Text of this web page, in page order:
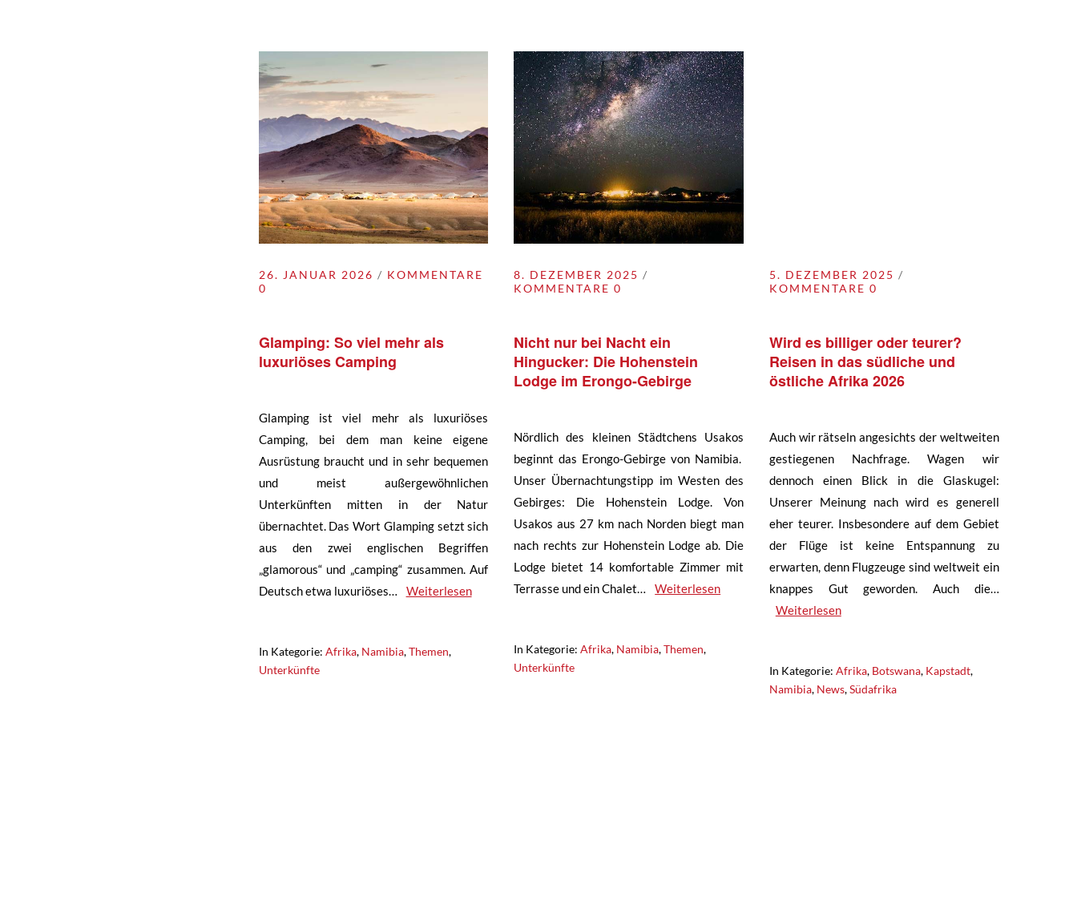
26. JANUAR 2026
KOMMENTARE
0
Glamping: So viel mehr als
luxuriöses Camping
Glamping ist viel mehr als luxuriöses
Camping, bei dem man keine eigene
Ausrüstung braucht und in sehr bequemen
und meist außergewöhnlichen
Unterkünften mitten in der Natur
übernachtet. Das Wort Glamping setzt sich
aus den zwei englischen Begriffen
„glamorous“ und „camping“ zusammen. Auf
Deutsch etwa luxuriöses…
Weiterlesen
In Kategorie: Afrika, Namibia,Themen,
Unterkünfte
8. DEZEMBER 2025
KOMMENTARE 0
Nicht nur bei Nacht ein
Hingucker: Die Hohenstein
Lodge im Erongo-Gebirge
Nördlich des kleinen Städtchens Usakos
beginnt das Erongo-Gebirge von Namibia.
Unser Übernachtungstipp im Westen des
Gebirges: Die Hohenstein Lodge. Von
Usakos aus 27 km nach Norden biegt man
nach rechts zur Hohenstein Lodge ab. Die
Lodge bietet 14 komfortable Zimmer mit
Terrasse und ein Chalet…
Weiterlesen
In Kategorie:Afrika, Namibia,Themen,
Unterkünfte
5. DEZEMBER 2025
KOMMENTARE 0
Wird es billiger oder teurer?
Reisen in das südliche und
östliche Afrika 2026
Auch wir rätseln angesichts der weltweiten
gestiegenen Nachfrage. Wagen wir
dennoch einen Blick in die Glaskugel:
Unserer Meinung nach wird es generell
eher teurer. Insbesondere auf dem Gebiet
der Flüge ist keine Entspannung zu
erwarten, denn Flugzeuge sind weltweit ein
knappes Gut geworden. Auch die…
Weiterlesen
In Kategorie: Afrika, Botswana, Kapstadt,
Namibia, News,Südafrika